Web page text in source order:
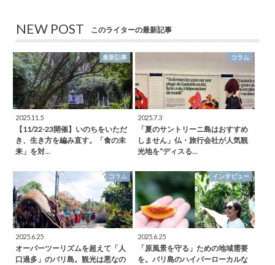
NEW POST このライターの最新記事
最新記事
2025.11.5
【11/22-23開催】いのちをいただ
き、生き方を編み直す。「食の未
来」を対…
コラム
2025.7.3
「夏のサントリーニ島はおすすめ
しません」仏・旅行会社が人気観
光地を“ディスる…
コラム
2025.6.25
オーバーツーリズムを超えて「人
口過多」のバリ島。観光は悪なの
インタビュー
2025.6.25
「原風景を守る」ための地域需要
を。バリ島のハイパーローカルな